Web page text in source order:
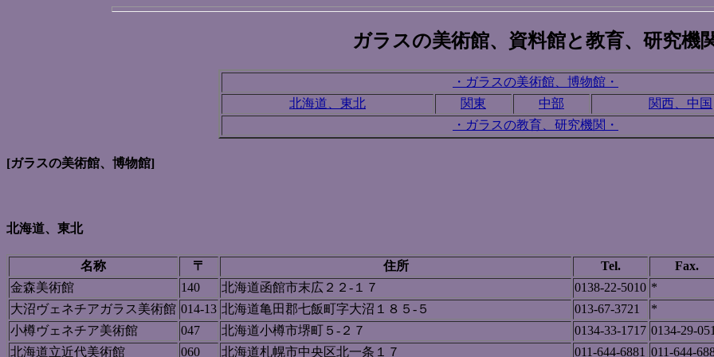
ガラスの美術館、資料館と教育、研究機
・ガラスの美術館、博物館・
北海道、東北
関東 中部 関西、中国
・ガラスの教育、研究機関・
[ガラスの美術館、博物館]
北海道、東北
名称 〒 住所 Tel.
Fax.
金森美術館
140 北海道函館市末広２２-１７ 0138-22-5010 *
大沼ヴェネチアガラス美術館 014-13 北海道亀田郡七飯町字大沼１８５-５ 013-67-3721
*
小樽ヴェネチア美術館
047 北海道小樽市堺町５-２７ 0134-33-1717 0134-29-
北海道立近代美術館
060 北海道札幌市中央区北一条１７ 011-644-6881 011-644-